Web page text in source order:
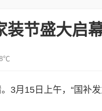
装节盛大启
3月15日上午，“国补